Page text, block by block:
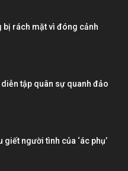
bị rách mặt vì đóng cảnh
tập quân sự quanh đảo
giết người tình của ‘ác phụ’